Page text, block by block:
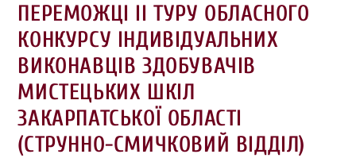
ПЕРЕМОЖЦІ ІІ ТУРУ ОБЛАСНОГО
КОНКУРСУ ІНДИВІДУАЛЬНИХ
ВИКОНАВЦІВ ЗДОБУВАЧІВ
МИСТЕЦЬКИХ ШКІЛ
ЗАКАРПАТСЬКОЇ ОБЛАСТІ
(СТРУННО-СМИЧКОВИЙ ВІДДІЛ)